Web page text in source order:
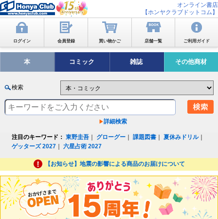
オンライン書店
【ホンヤクラブドットコム】
ログイン 会員登録 買い物かご 店舗一覧 ご利用ガイド
本 コミック 雑誌 その他商材
検索
詳細検索
注目のキーワード： 東野圭吾 グローグー ｜課題図書 ｜夏休みドリル｜
ゲッターズ 2027 ｜六星占術 2027
【お知らせ】地震の影響による商品のお届けについて